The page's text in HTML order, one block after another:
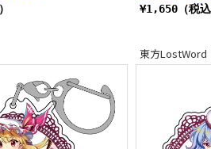
¥1,650（税込
東方LostWord